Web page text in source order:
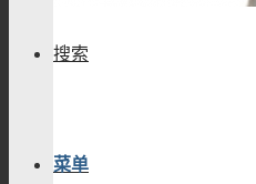
搜索
菜单